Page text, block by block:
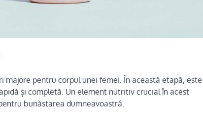
pentru corpul unei femei. În această etapă, este
și completă. Un element nutritiv crucial în acest
bunăstarea dumneavoastră.